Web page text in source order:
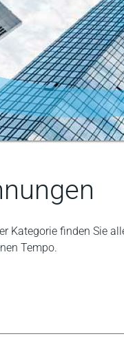
Kategorie finden Sie
Tempo.